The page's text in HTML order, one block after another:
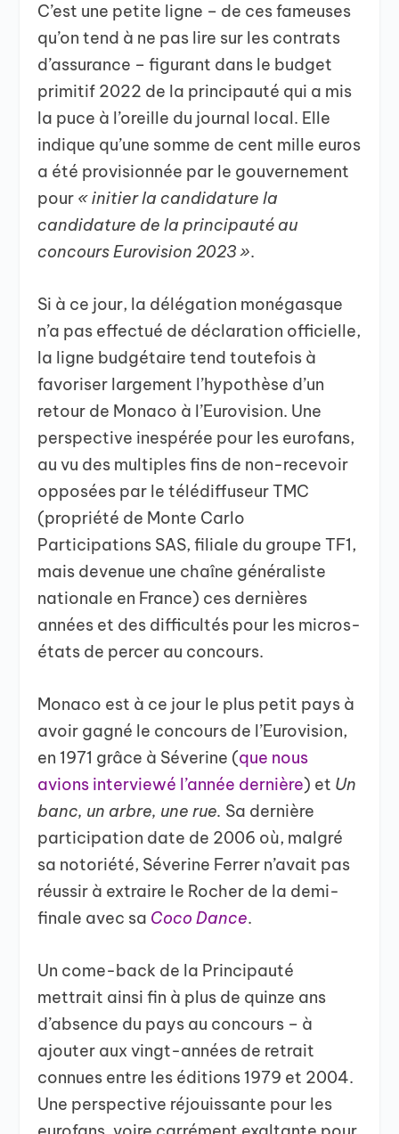
C’est une petite ligne – de ces fameuses
qu’on tend à ne pas lire sur les contrats
d’assurance – figurant dans le budget
primitif 2022 de la principauté qui a mis
la puce à l’oreille du journal local. Elle
indique qu’une somme de cent mille euros
a été provisionnée par le gouvernement
pour « initier la candidature la
candidature de la principauté au
concours Eurovision 2023 ».
Si à ce jour, la délégation monégasque
n’a pas effectué de déclaration officielle,
la ligne budgétaire tend toutefois à
favoriser largement l’hypothèse d’un
retour de Monaco à l’Eurovision. Une
perspective inespérée pour les eurofans,
au vu des multiples fins de non-recevoir
opposées par le télédiffuseur TMC
(propriété de Monte Carlo
Participations SAS, filiale du groupe TF1,
mais devenue une chaîne généraliste
nationale en France) ces dernières
années et des difficultés pour les micros-
états de percer au concours.
Monaco est à ce jour le plus petit pays à
avoir gagné le concours de l’Eurovision,
en 1971 grâce à Séverine (que nous
avions interviewé l’année dernière) et Un
banc, un arbre, une rue. Sa dernière
participation date de 2006 où, malgré
sa notoriété, Séverine Ferrer n’avait pas
réussir à extraire le Rocher de la demi-
finale avec sa Coco Dance.
Un come-back de la Principauté
mettrait ainsi fin à plus de quinze ans
d’absence du pays au concours – à
ajouter aux vingt-années de retrait
connues entre les éditions 1979 et 2004.
Une perspective réjouissante pour les